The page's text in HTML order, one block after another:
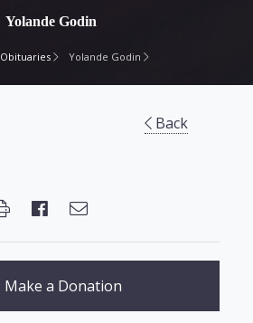
Yolande Godin
Obituaries Yolande Godin
Back
Make a Donation